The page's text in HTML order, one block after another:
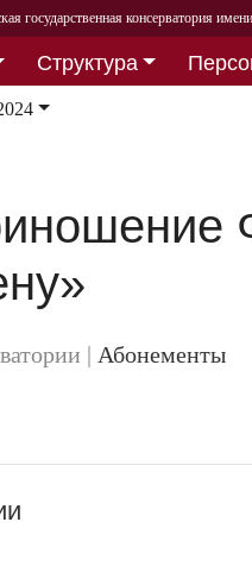
государственная консерватория
Структура
| Абонементы